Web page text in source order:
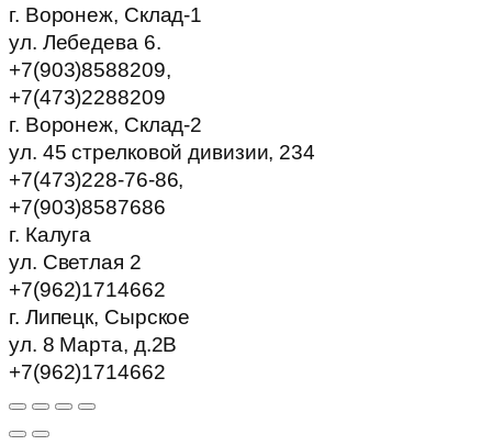
г. Воронеж, Склад-1
ул. Лебедева 6.
+7(903)8588209,
+7(473)2288209
г. Воронеж, Склад-2
ул. 45 стрелковой дивизии, 234
+7(473)228-76-86,
+7(903)8587686
г. Калуга
ул. Светлая 2
+7(962)1714662
г. Липецк, Сырское
ул. 8 Марта, д.2В
+7(962)1714662